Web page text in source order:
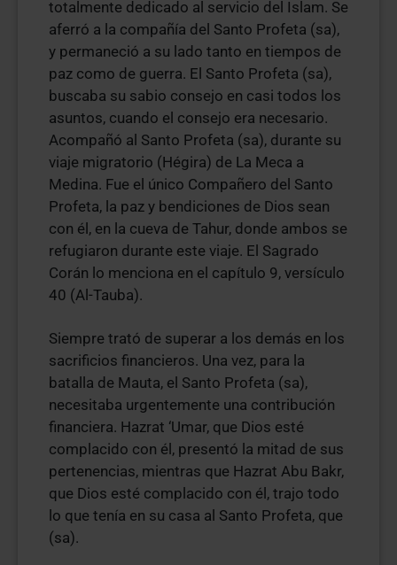
totalmente dedicado al servicio del Islam. Se
aferró a la compañía del Santo Profeta (sa),
y permaneció a su lado tanto en tiempos de
paz como de guerra. El Santo Profeta (sa),
buscaba su sabio consejo en casi todos los
asuntos, cuando el consejo era necesario.
Acompañó al Santo Profeta (sa), durante su
viaje migratorio (Hégira) de La Meca a
Medina. Fue el único Compañero del Santo
Profeta, la paz y bendiciones de Dios sean
con él, en la cueva de Tahur, donde ambos se
refugiaron durante este viaje. El Sagrado
Corán lo menciona en el capítulo 9, versículo
40 (Al-Tauba).
Siempre trató de superar a los demás en los
sacrificios financieros. Una vez, para la
batalla de Mauta, el Santo Profeta (sa),
necesitaba urgentemente una contribución
financiera. Hazrat ‘Umar, que Dios esté
complacido con él, presentó la mitad de sus
pertenencias, mientras que Hazrat Abu Bakr,
que Dios esté complacido con él, trajo todo
lo que tenía en su casa al Santo Profeta, que
(sa).